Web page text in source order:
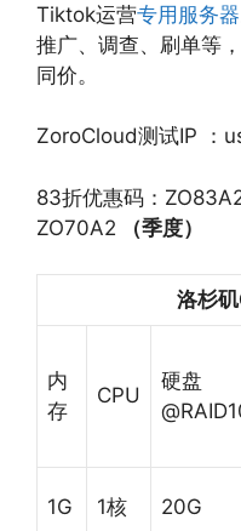
Tiktok运营专用服务器
推广、调查、刷单等
同价。
ZoroCloud测试IP ：
83折优惠码：
ZO70A2 （季度）
洛杉
内
存
CPU
硬盘
1G 1核 20G